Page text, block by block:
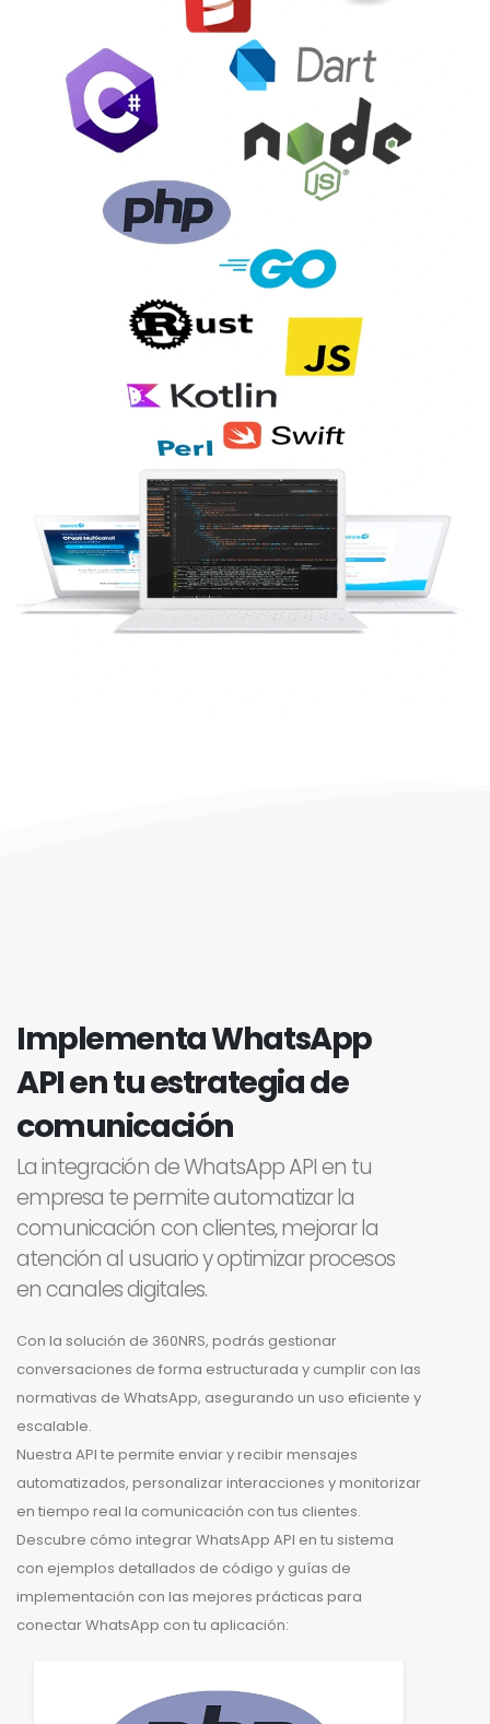
Implementa WhatsApp
API en tu estrategia de
comunicación
La integración de WhatsApp API en tu
empresa te permite automatizar la
comunicación con clientes, mejorar la
atención al usuario y optimizar procesos
en canales digitales.
Con la solución de 360NRS, podrás gestionar
conversaciones de forma estructurada y cumplir con las
normativas de WhatsApp, asegurando un uso eficiente y
escalable.
Nuestra API te permite enviar y recibir mensajes
automatizados, personalizar interacciones y monitorizar
en tiempo real la comunicación con tus clientes.
Descubre cómo integrar WhatsApp API en tu sistema
con ejemplos detallados de código y guías de
implementación con las mejores prácticas para
conectar WhatsApp con tu aplicación: